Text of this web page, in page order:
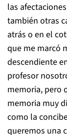
las
también otras
atrás o en el
que me marcó
descendiente
profesor
memoria, pero
memoria muy
como la
queremos una